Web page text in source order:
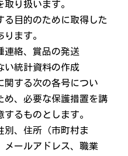
り扱います。
る目的のために取得した
ます。
絡、賞品の発送
統計資料の作成
関する次の各号につい
め、必要な保護措置を講
るものとします。
、住所（市町村ま
メールアドレス、職業